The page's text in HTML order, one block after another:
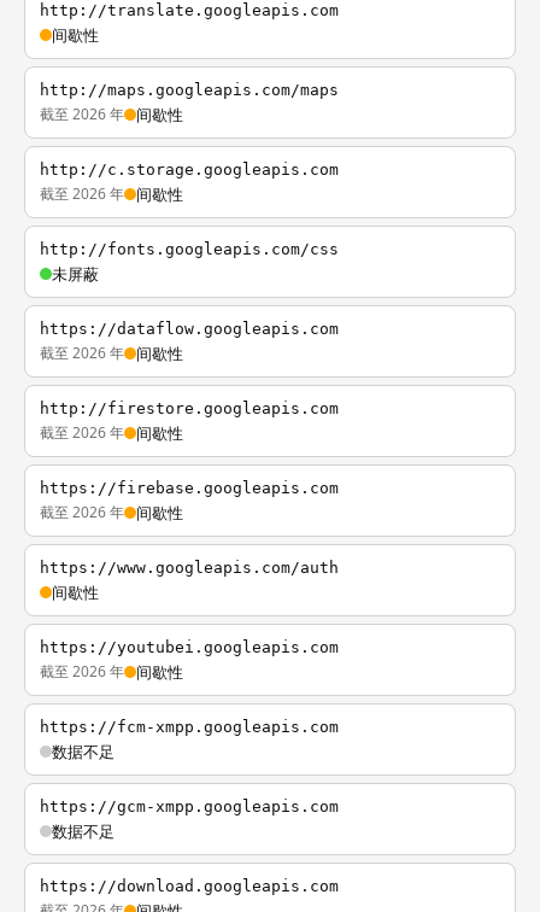
http://translate.googleapis.com
间歇性
http://maps.googleapis.com/maps
截至 2026 年 间歇性
http://c.storage.googleapis.com
截至 2026 年 间歇性
http://fonts.googleapis.com/css
未屏蔽
https://dataflow.googleapis.com
截至 2026 年 间歇性
http://firestore.googleapis.com
截至 2026 年 间歇性
https://firebase.googleapis.com
截至 2026 年 间歇性
https://www.googleapis.com/auth
间歇性
https://youtubei.googleapis.com
截至 2026 年 间歇性
https://fcm-xmpp.googleapis.com
数据不足
https://gcm-xmpp.googleapis.com
数据不足
https://download.googleapis.com